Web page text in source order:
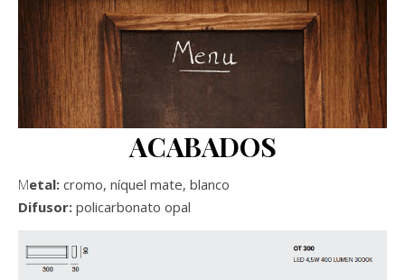
ACABADOS
Metal: cromo, níquel mate, blanco
Difusor: policarbonato opal